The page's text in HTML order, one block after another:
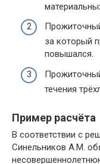
за который
повышался.
течения
Пример расчёта
В соответствии с
Синельников А.М.